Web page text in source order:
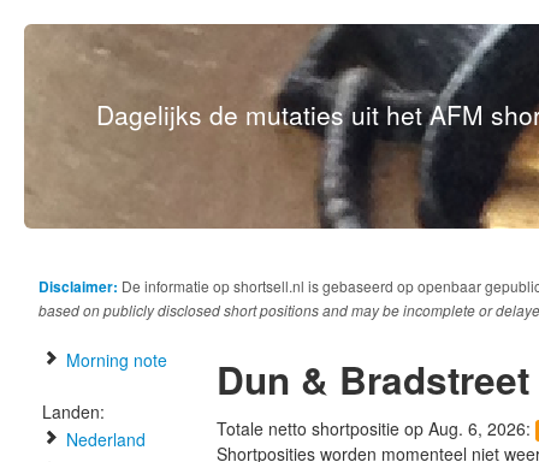
Dagelijks de mutaties uit het AFM
Disclaimer: De informatie op shortsell.nl is gebaseerd op openbaar
based on publicly disclosed short positions and may be incomplete or
Morning note
Landen:
Nederland
Dun &
Totale netto shortpositie op Aug. 6, 2026:
Shortposities worden momenteel niet